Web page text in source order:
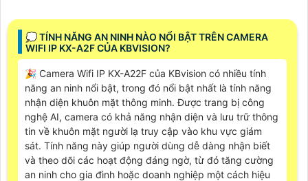
️💭 TÍNH NĂNG AN NINH NÀO NỔI BẬT TRÊN CAMERA
WIFI IP KX-A2F CỦA KBVISION?
️🎉 Camera Wifi IP KX-A22F của KBvision có nhiều tính
năng an ninh nổi bật, trong đó nổi bật nhất là tính năng
nhận diện khuôn mặt thông minh. Được trang bị công
nghệ AI, camera có khả năng nhận diện và lưu trữ thông
tin về khuôn mặt người lạ truy cập vào khu vực giám
sát. Tính năng này giúp người dùng dễ dàng nhận biết
và theo dõi các hoạt động đáng ngờ, từ đó tăng cường
an ninh cho gia đình hoặc doanh nghiệp một cách hiệu